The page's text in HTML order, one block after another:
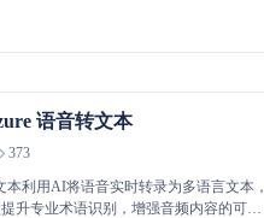
语音转文本
373
本利用AI将语音实时转录为多语言文本，
升专业术语识别，增强音频内容的可用